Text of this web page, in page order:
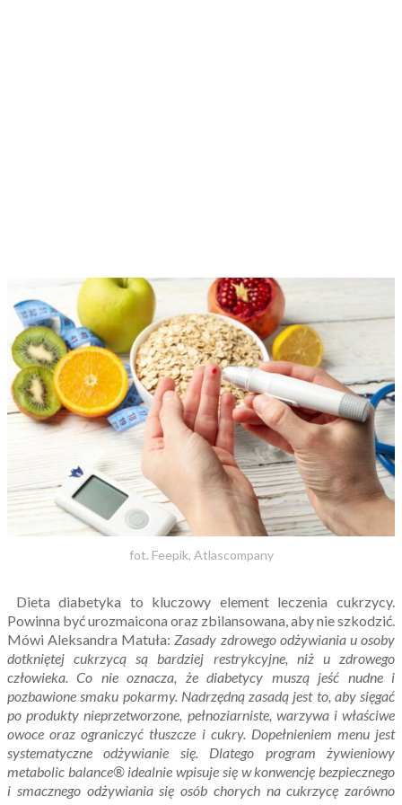
fot. Feepik, Atlascompany
Dieta diabetyka to kluczowy element leczenia cukrzycy.
Powinna być urozmaicona oraz zbilansowana, aby nie szkodzić.
Mówi Aleksandra Matuła:Zasady zdrowego odżywiania u osoby
dotkniętej cukrzycą są bardziej restrykcyjne, niż u zdrowego
człowieka. Co nie oznacza, że diabetycy muszą jeść nudne i
pozbawione smaku pokarmy. Nadrzędną zasadą jest to, aby sięgać
po produkty nieprzetworzone, pełnoziarniste, warzywa i właściwe
owoce oraz ograniczyć tłuszcze i cukry. Dopełnieniem menu jest
systematyczne odżywianie się. Dlatego program żywieniowy
metabolic balance® idealnie wpisuje się w konwencję bezpiecznego
i smacznego odżywiania się osób chorych na cukrzycę zarówno